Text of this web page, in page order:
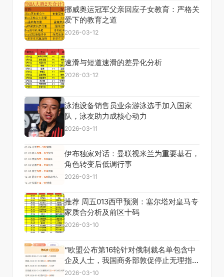
挪威奥运冠军父亲回应子女教育：严格关
爱下的教育之道
2026-03-12
速滑与短道速滑的差异化分析
2026-03-12
泳池设备销售员业余游泳选手加入国家
队，泳友助力成核心动力
2026-03-11
伊布独家对话：曼联视米兰为重要基石，
角色转变后低调行事
2026-03-11
推荐 周五013西甲预测：塞尔塔对皇马专
家质合分析及前区十码
2026-03-10
“欧盟公布第16轮针对俄制裁名单包含中
企及人士，我国商务部敦促停止无理指
责”
2026-03-10